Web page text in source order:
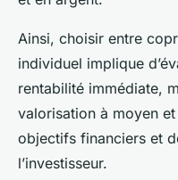
Ainsi, choisir entre
individuel implique
rentabilité immédiate,
valorisation à moyen
objectifs financiers et
l’investisseur.